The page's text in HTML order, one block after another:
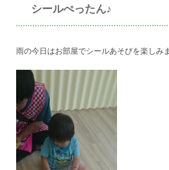
シールぺったん♪
雨の今日はお部屋でシールあそびを楽しみ